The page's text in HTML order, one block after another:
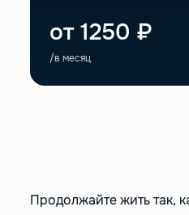
от 1250 ₽
/в месяц
Продолжайте жить так,